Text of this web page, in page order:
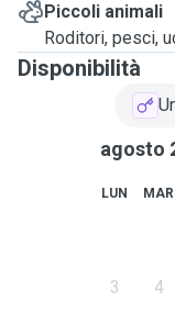
Piccoli animali
Roditori, pesci,
Disponibilità
agosto
LUN MAR
3 4